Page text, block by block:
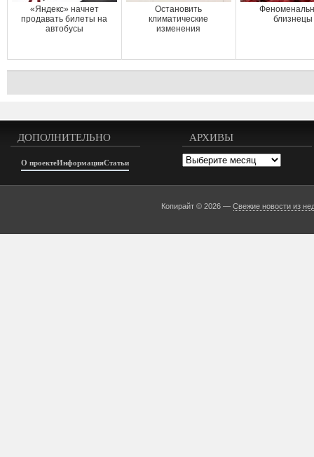
«Яндекс» начнет
продавать билеты на
автобусы
Остановить
климатические
изменения
близнецы
ДОПОЛНИТЕЛЬНО
О проектеИнформацияСтатьи
АРХИВЫ
Архивы
Копирайт © 2026 —Свежие новости из